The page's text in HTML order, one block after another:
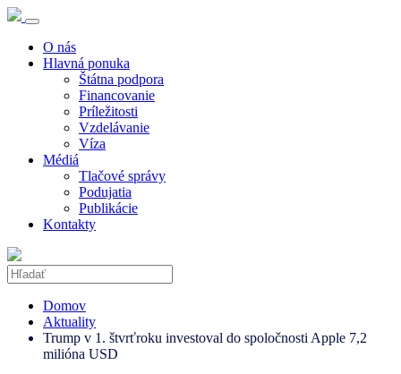
O nás
Hlavná ponuka
Štátna podpora
Financovanie
Príležitosti
Vzdelávanie
Víza
Médiá
Tlačové správy
Podujatia
Publikácie
Kontakty
Domov
Aktuality
Trump v 1. štvrťroku investoval do spoločnosti Apple 7,2
milióna USD